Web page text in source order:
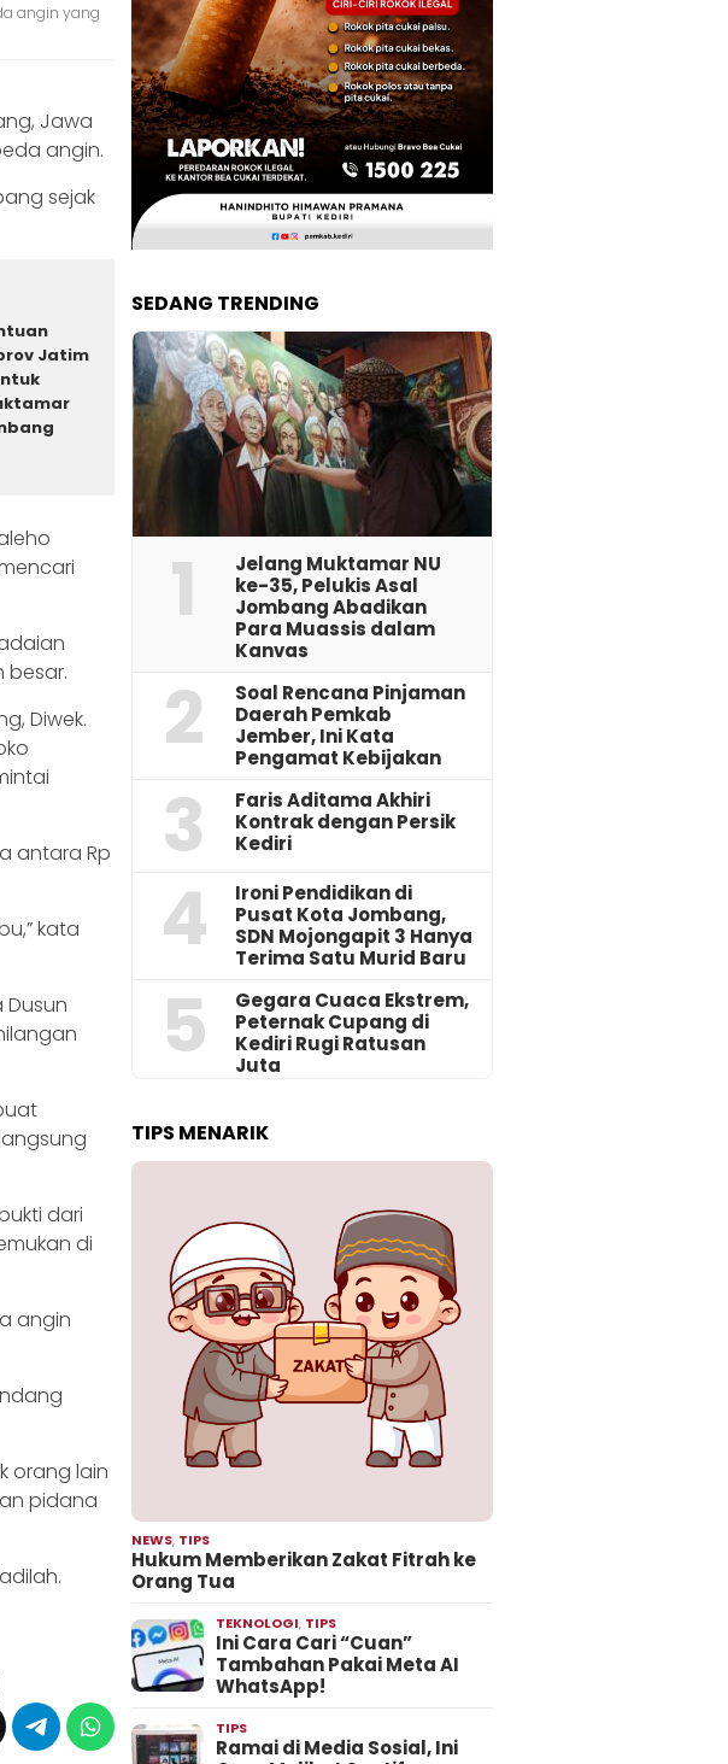
angin yang
Jawa
angin.
sejak
Jatim
besar.
Diwek.
antara Rp
kata
Dusun
dari
di
angin
orang lain
pidana
SEDANG TRENDING
1
Jelang Muktamar NU
ke-35, Pelukis Asal
Jombang Abadikan
Para Muassis dalam
Kanvas
2
‎Soal Rencana Pinjaman
Daerah Pemkab
Jember, Ini Kata
Pengamat Kebijakan ‎
3
Faris Aditama Akhiri
Kontrak dengan Persik
Kediri
4
Ironi Pendidikan di
Pusat Kota Jombang,
SDN Mojongapit 3 Hanya
Terima Satu Murid Baru
5
‎Gegara Cuaca Ekstrem,
Peternak Cupang di
Kediri Rugi Ratusan
Juta
TIPS MENARIK
NEWS, TIPS
Hukum Memberikan Zakat Fitrah ke
Orang Tua
TEKNOLOGI, TIPS
Ini Cara Cari “Cuan”
Tambahan Pakai Meta AI
WhatsApp!
TIPS
Ramai di Media Sosial, Ini